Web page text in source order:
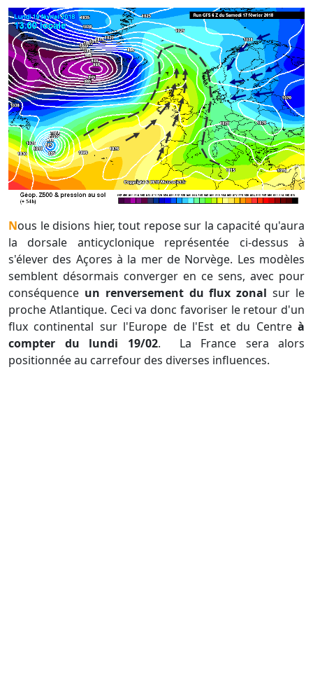
Nous le disions hier, tout repose sur la capacité qu'aura
la dorsale anticyclonique représentée ci-dessus à
s'élever des Açores à la mer de Norvège. Les modèles
semblent désormais converger en ce sens, avec pour
conséquence un renversement du flux zonal sur le
proche Atlantique. Ceci va donc favoriser le retour d'un
flux continental sur l'Europe de l'Est et du Centre à
compter du lundi 19/02. La France sera alors
positionnée au carrefour des diverses influences.